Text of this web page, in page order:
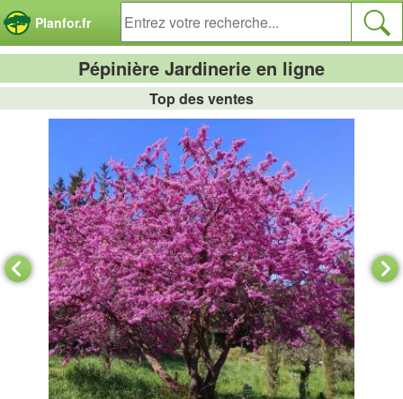
Planfor.fr
Pépinière Jardinerie en ligne
Top des ventes
Panneau de gestion des cookies